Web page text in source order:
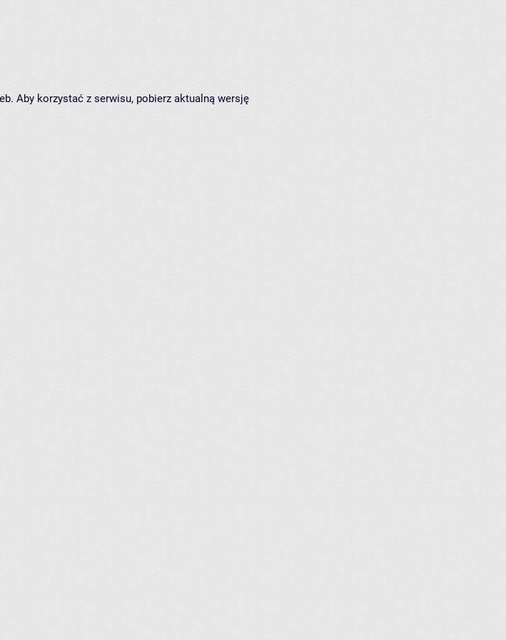
Aby korzystać z serwisu, pobierz aktualną wersję